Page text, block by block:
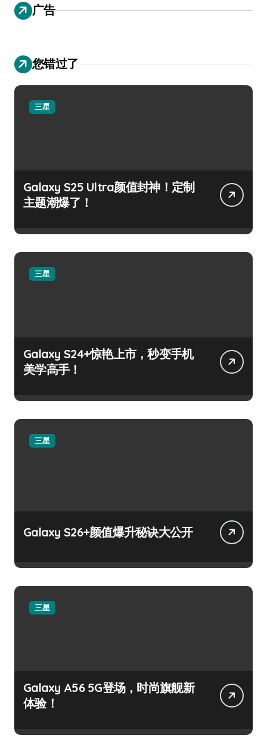
广告
您错过了
三星
Galaxy S25 Ultra颜值封神！定制
主题潮爆了！
三星
Galaxy S24+惊艳上市，秒变手机
美学高手！
三星
Galaxy S26+颜值爆升秘诀大公开
三星
Galaxy A56 5G登场，时尚旗舰新
体验！